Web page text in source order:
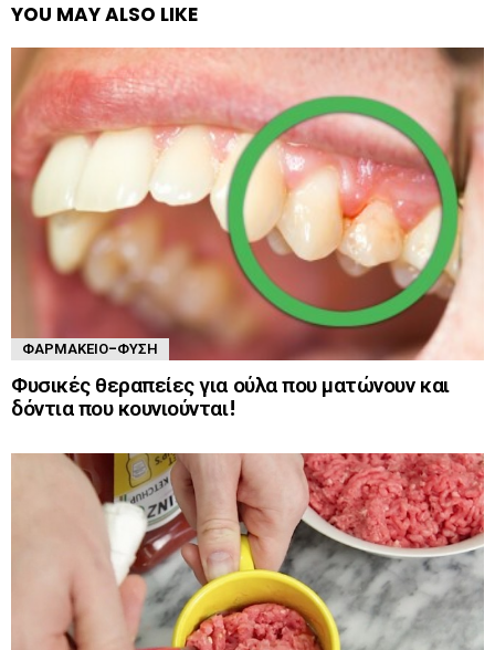
YOU MAY ALSO LIKE
ΦΑΡΜΑΚΕΊΟ-ΦΎΣΗ
Φυσικές θεραπείες για ούλα που ματώνουν και
δόντια που κουνιούνται!